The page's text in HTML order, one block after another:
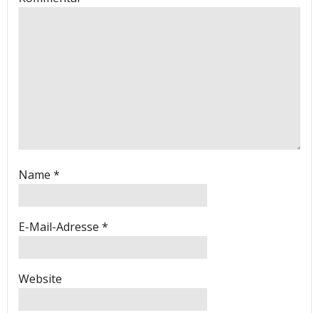
Name *
E-Mail-Adresse *
Website